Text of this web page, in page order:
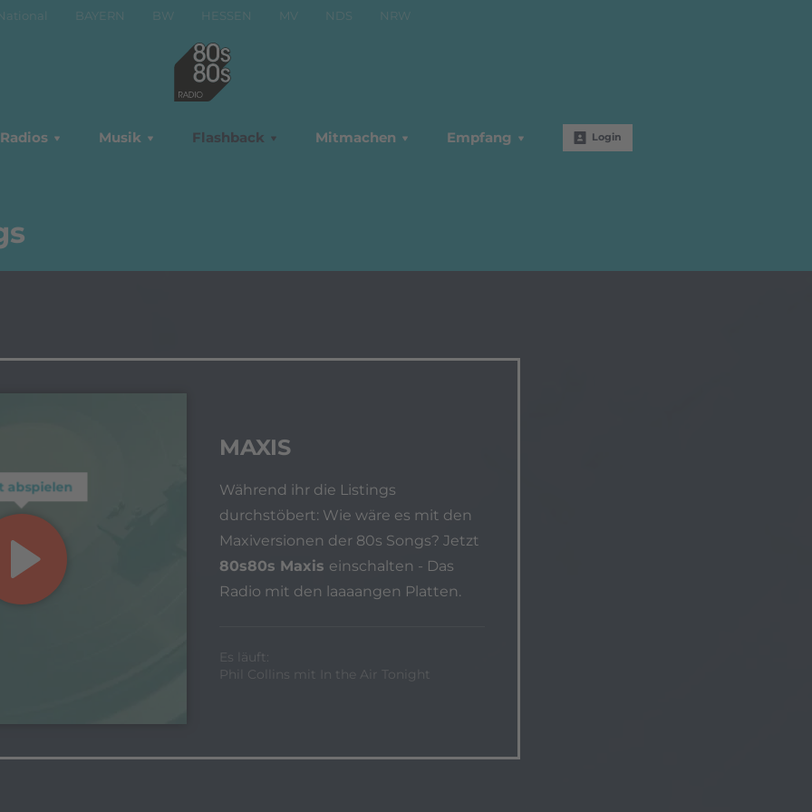
BAYERN BW HESSEN MV NDS NRW
Radios Musik Flashback Mitmachen Empfang Login
abspielen
MAXIS
Während ihr die Listings
durchstöbert: Wie wäre es mit den
Maxiversionen der 80s Songs? Jetzt
80s80s Maxis einschalten - Das
Radio mit den laaaangen Platten.
Es läuft:
Phil Collins mit In the Air Tonight